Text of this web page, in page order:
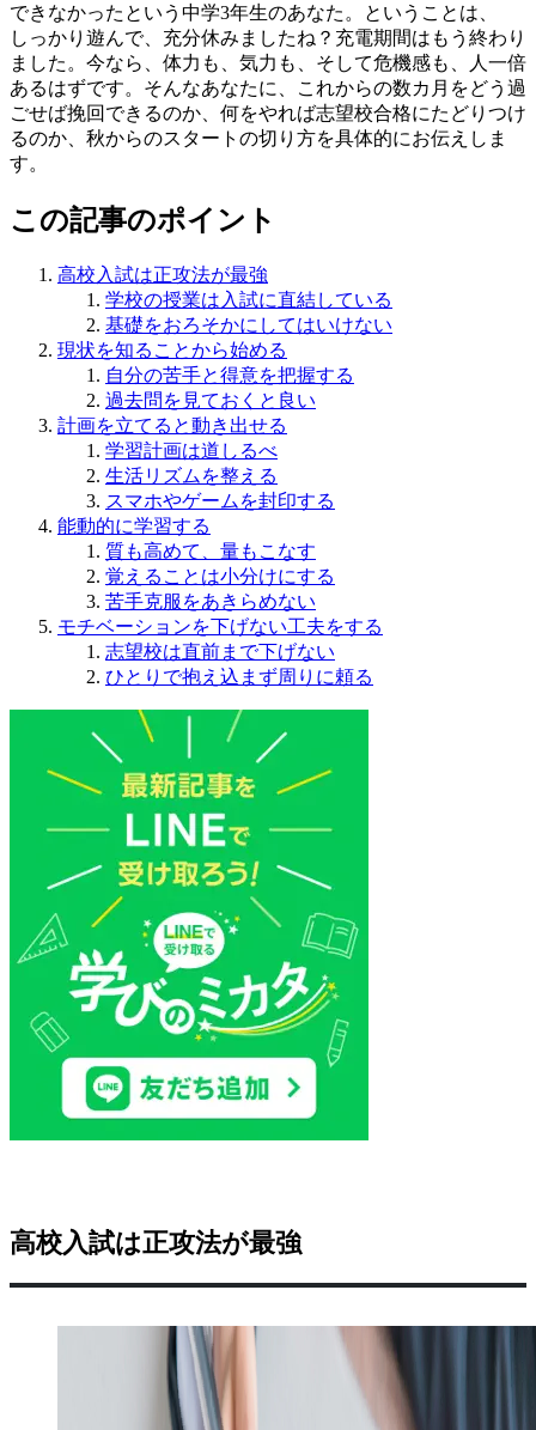
できなかったという中学3年生のあなた。ということは、
しっかり遊んで、充分休みましたね？充電期間はもう終わり
ました。今なら、体力も、気力も、そして危機感も、人一倍
あるはずです。そんなあなたに、これからの数カ月をどう過
ごせば挽回できるのか、何をやれば志望校合格にたどりつけ
るのか、秋からのスタートの切り方を具体的にお伝えしま
す。
この記事のポイント
高校入試は正攻法が最強
学校の授業は入試に直結している
基礎をおろそかにしてはいけない
現状を知ることから始める
自分の苦手と得意を把握する
過去問を見ておくと良い
計画を立てると動き出せる
学習計画は道しるべ
生活リズムを整える
スマホやゲームを封印する
能動的に学習する
質も高めて、量もこなす
覚えることは小分けにする
苦手克服をあきらめない
モチベーションを下げない工夫をする
志望校は直前まで下げない
ひとりで抱え込まず周りに頼る
高校入試は正攻法が最強